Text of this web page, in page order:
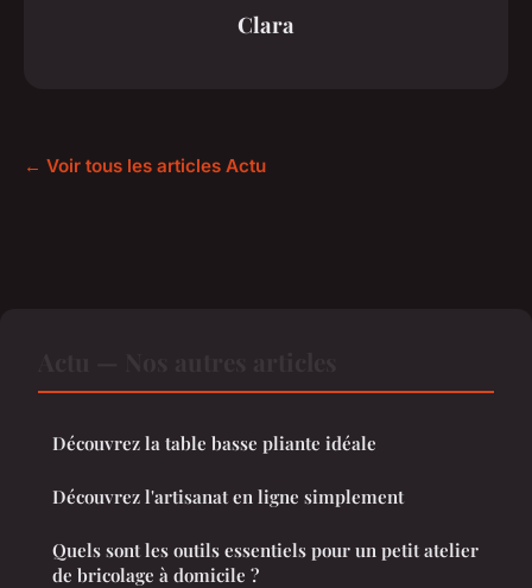
Clara
← Voir tous les articles Actu
Découvrez la table basse pliante idéale
Découvrez l'artisanat en ligne simplement
Quels sont les outils essentiels pour un petit atelier
de bricolage à domicile ?